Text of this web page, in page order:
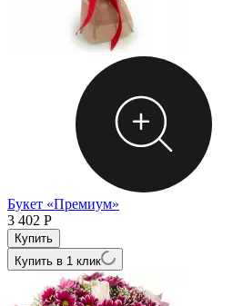
Букет «Премиум»
3 402 Р
Купить в 1 клик